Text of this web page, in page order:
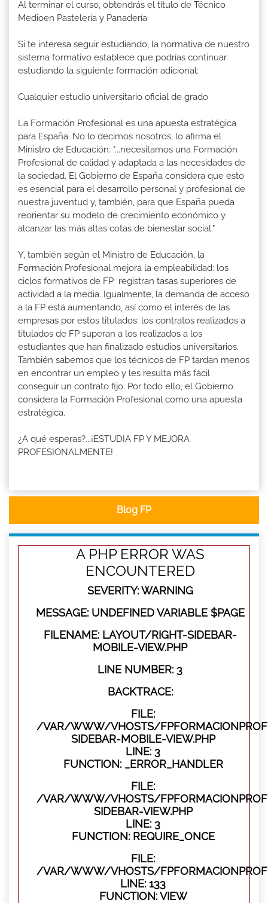
Al terminar el curso, obtendrás el título de Técnico
Medioen Pastelería y Panadería
Si te interesa seguir estudiando, la normativa de nuestro
sistema formativo establece que podrías continuar
estudiando la siguiente formación adicional:
Cualquier estudio universitario oficial de grado
La Formación Profesional es una apuesta estratégica
para España. No lo decimos nosotros, lo afirma el
Ministro de Educación: "...necesitamos una Formación
Profesional de calidad y adaptada a las necesidades de
la sociedad. El Gobierno de España considera que esto
es esencial para el desarrollo personal y profesional de
nuestra juventud y, también, para que España pueda
reorientar su modelo de crecimiento económico y
alcanzar las más altas cotas de bienestar social."
Y, también según el Ministro de Educación, la
Formación Profesional mejora la empleabilidad: los
ciclos formativos de FP registran tasas superiores de
actividad a la media. Igualmente, la demanda de acceso
a la FP está aumentando, así como el interés de las
empresas por estos titulados: los contratos realizados a
titulados de FP superan a los realizados a los
estudiantes que han finalizado estudios universitarios.
También sabemos que los técnicos de FP tardan menos
en encontrar un empleo y les resulta más fácil
conseguir un contrato fijo. Por todo ello, el Gobierno
considera la Formación Profesional como una apuesta
estratégica.
¿A qué esperas?...¡ESTUDIA FP Y MEJORA
PROFESIONALMENTE!
Blog FP
A PHP ERROR WAS
ENCOUNTERED
SEVERITY: WARNING
MESSAGE: UNDEFINED VARIABLE $PAGE
FILENAME: LAYOUT/RIGHT-SIDEBAR-
MOBILE-VIEW.PHP
LINE NUMBER: 3
BACKTRACE:
FILE:
/VAR/WWW/VHOSTS/
SIDEBAR-MOBILE-VIEW.PHP
LINE: 3
FUNCTION: _ERROR_HANDLER
FILE:
/VAR/WWW/VHOSTS/
SIDEBAR-VIEW.PHP
LINE: 3
FUNCTION: REQUIRE_ONCE
FILE:
/VAR/WWW/VHOSTS/
LINE: 133
FUNCTION: VIEW